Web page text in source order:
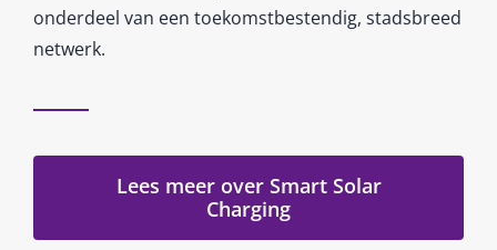
onderdeel van een toekomstbestendig, stadsbreed
netwerk.
Lees meer over Smart Solar
Charging